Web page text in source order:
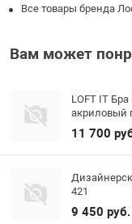
Все товары бренда
Вам может
LOFT IT
акриловый
11 700
421
9 450 руб.